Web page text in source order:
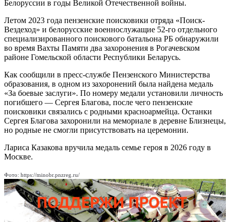
Белоруссии в годы Великой Отечественной войны.
Летом 2023 года пензенские поисковики отряда «Поиск-
Вездеход» и белорусские военнослужащие 52-го отдельного
специализированного поискового батальона РБ обнаружили
во время Вахты Памяти два захоронения в Рогачевском
районе Гомельской области Республики Беларусь.
Как сообщили в пресс-службе Пензенского Министерства
образования, в одном из захоронений была найдена медаль
«За боевые заслуги». По номеру медали установили личность
погибшего — Сергея Благова, после чего пензенские
поисковики связались с родными красноармейца. Останки
Сергея Благова захоронили на мемориале в деревне Близнецы,
но родные не смогли присутствовать на церемонии.
Лариса Казакова вручила медаль семье героя в 2026 году в
Москве.
Фото: https://minobr.pnzreg.ru/